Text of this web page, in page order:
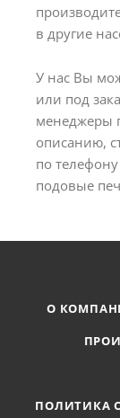
в другие
У нас Вы
или под
менеджеры
описанию,
по телефону
подовые
О
ПОЛИТИКА